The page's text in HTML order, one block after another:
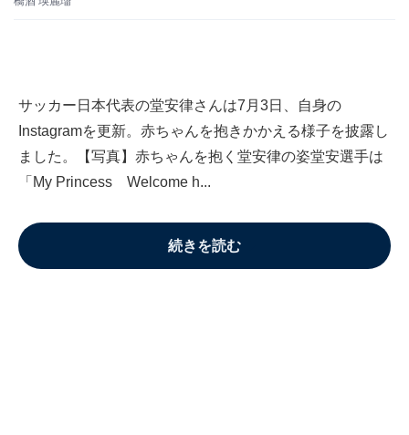
サッカー日本代表の堂安律さんは7月3日、自身の
Instagramを更新。赤ちゃんを抱きかかえる様子を披露し
ました。【写真】赤ちゃんを抱く堂安律の姿堂安選手は
「My Princess Welcome h...
続きを読む